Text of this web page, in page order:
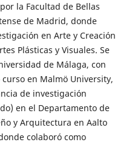
la Facultad de Bellas
de Madrid, donde
en Arte y Creación
Plásticas y Visuales. Se
de Málaga, con
en Malmö University,
de investigación
en el Departamento de
y Arquitectura en Aalto
colaboró como